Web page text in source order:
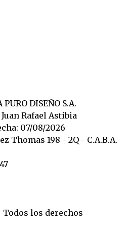
DISEÑO S.A.
Rafael Astibia
07/08/2026
Thomas 198 - 2Q - C.A.B.A.
Todos los derechos